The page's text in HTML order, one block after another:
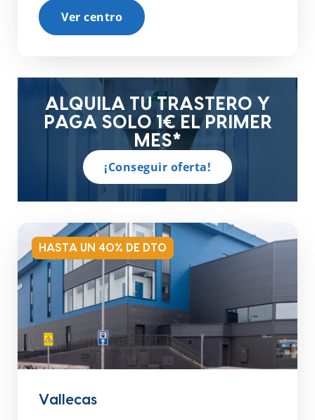
Ver centro
ALQUILA TU TRASTERO Y
PAGA SOLO 1€ EL PRIMER
MES*
¡Conseguir oferta!
HASTA UN 40% DE DTO
Vallecas